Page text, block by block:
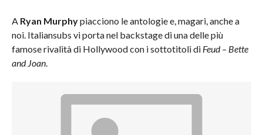
A Ryan Murphypiacciono le antologie e, magari, anche a
noi. Italiansubs vi porta nel backstage di una delle più
famose rivalità di Hollywood con i sottotitoli di Feud – Bette
and Joan.